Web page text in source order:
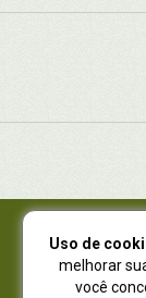
Juruá
Juruá
NOVO
Uso de
melhorar
você